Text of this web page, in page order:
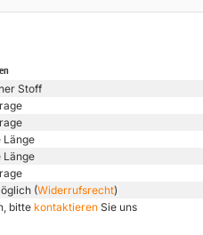
Stoff
Länge
Länge
(Widerrufsrecht)
bitte kontaktieren Sie uns